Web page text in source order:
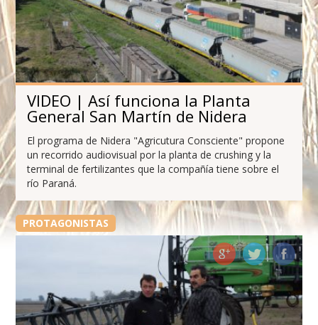
VIDEO | Así funciona la Planta
General San Martín de Nidera
El programa de Nidera "Agricutura Consciente" propone
un recorrido audiovisual por la planta de crushing y la
terminal de fertilizantes que la compañía tiene sobre el
río Paraná.
PROTAGONISTAS